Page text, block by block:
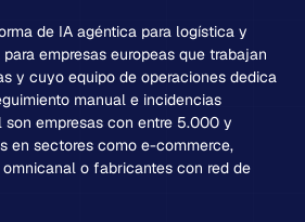
de IA agéntica para logística y
empresas europeas que trabajan
y cuyo equipo de operaciones dedica
manual e incidencias
son empresas con entre 5.000 y
en sectores como e-commerce,
o fabricantes con red de